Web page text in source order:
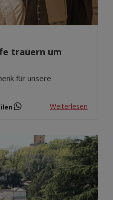
trauern um
für unsere
Weiterlesen